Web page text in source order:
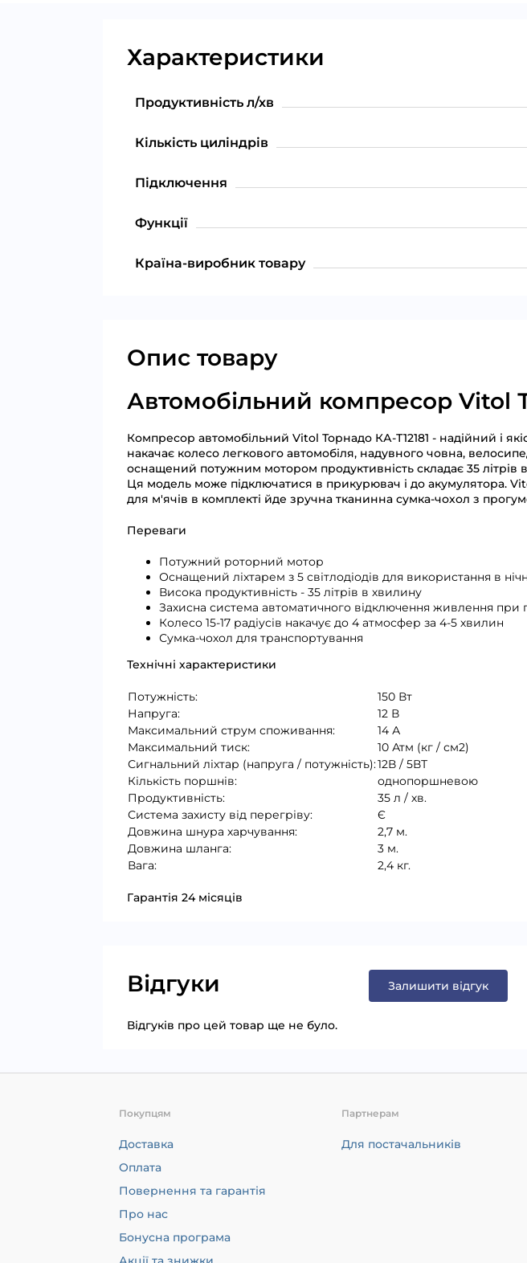
Характеристики
Продуктивність л/хв
Кількість циліндрів
Підключення
Функції
Країна-виробник товару
Опис товару
Автомобільний компресор Vitol
Компресор автомобільний Vitol Торнадо КА-Т12181 - надійний і
накачає колесо легкового автомобіля, надувного човна,
оснащений потужним мотором продуктивність складає 35 літрів
Ця модель може підключатися в прикурювач і до акумулятора.
для м'ячів в комплекті йде зручна тканинна сумка-чохол з
Переваги
Потужний роторний мотор
Оснащений ліхтарем з 5 світлодіодів для використання в
Висока продуктивність - 35 літрів в хвилину
Захисна система автоматичного відключення живлення при
Колесо 15-17 радіусів накачує до 4 атмосфер за 4-5 хвилин
Сумка-чохол для транспортування
Технічні характеристики
Потужність:
150 Вт
Напруга:
12 В
Максимальний струм споживання:
14 А
Максимальний тиск:
10 Атм (кг / см2)
Сигнальний ліхтар (напруга / потужність):12В / 5ВТ
Кількість поршнів:
однопоршневою
Продуктивність:
35 л / хв.
Система захисту від перегріву:
Є
Довжина шнура харчування:
2,7 м.
Довжина шланга:
3 м.
Вага:
2,4 кг.
Гарантія 24 місяців
Відгуки Залишити відгук
Відгуків про цей товар ще не було.
Покупцям
Доставка
Оплата
Повернення та гарантія
Про нас
Бонусна програма
Партнерам
Для постачальників